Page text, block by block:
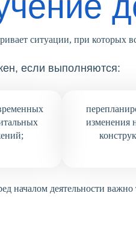
ситуации, при которых
если выполняются:
изменения
началом деятельности